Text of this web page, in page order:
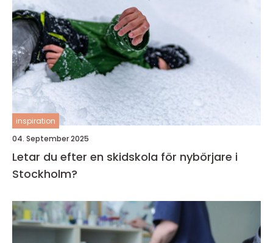
inspiration
04. September 2025
Letar du efter en skidskola för nybörjare i
Stockholm?